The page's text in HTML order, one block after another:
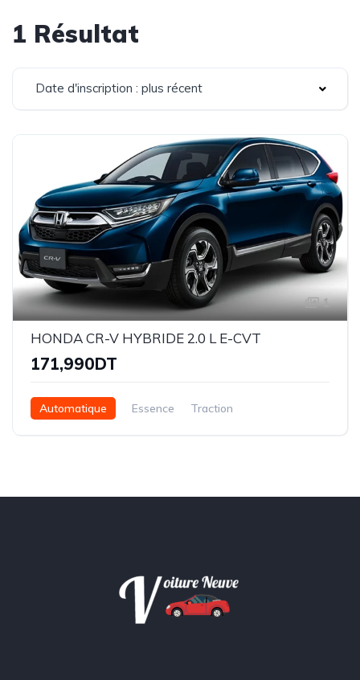
1 Résultat
Date d'inscription : plus récent
1
HONDA CR-V HYBRIDE 2.0 L E-CVT
171,990DT
Automatique Essence Traction